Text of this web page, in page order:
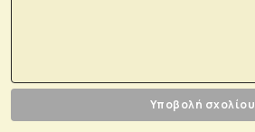
Υποβολή σχολίου